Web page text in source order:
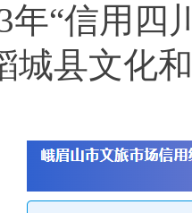
年“信用四
城县文化